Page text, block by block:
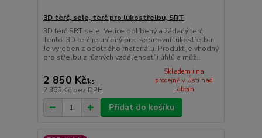
3D terč, sele, terč pro lukostřelbu, SRT
3D terč SRT sele Velice oblíbený a žádaný terč.
Tento 3D terč je určený pro sportovní lukostřelbu.
Je vyroben z odolného materiálu. Produkt je vhodný
pro střelbu z různých vzdáleností i úhlů a můž...
2 850 Kč/ks
2 355 Kč bez DPH
Skladem i na
prodejně v Ústí nad
Labem
Přidat do košíku